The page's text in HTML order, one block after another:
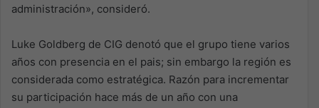
administración», consideró.
Luke Goldberg de CIG denotó que el grupo tiene varios
años con presencia en el pais; sin embargo la región es
considerada como estratégica. Razón para incrementar
su participación hace más de un año con una